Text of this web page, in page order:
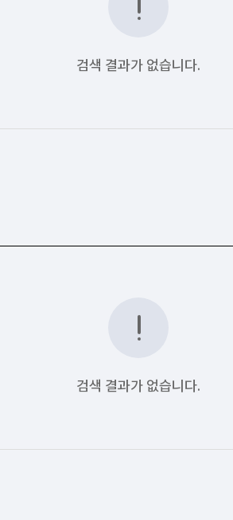
검색 결과가 없습니다.
검색 결과가 없습니다.